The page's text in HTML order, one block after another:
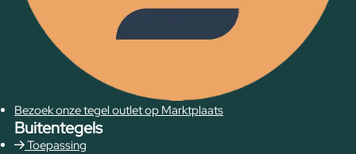
Bezoek onze tegel outlet op Marktplaats
Buitentegels
Toepassing